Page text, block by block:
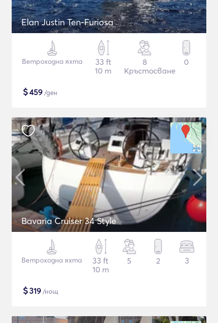
Elan Justin Ten-Furiosa
Ветроходна яхта
33 ft
10 m
8
Кръстосване
0
$459 /ден
Bavaria Cruiser 34 Style
Ветроходна яхта
33 ft
10 m
5 2 3
$319 /нощ